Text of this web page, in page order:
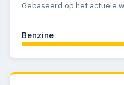
Gebaseerd op het actuele
Benzine